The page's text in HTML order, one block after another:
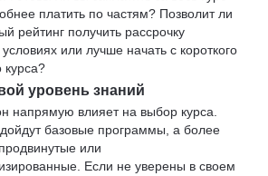
платить по частям? Позволит ли
рейтинг получить рассрочку
или лучше начать с короткого
курса?
уровень знаний
напрямую влияет на выбор курса.
базовые программы, а более
или
Если не уверены в своем